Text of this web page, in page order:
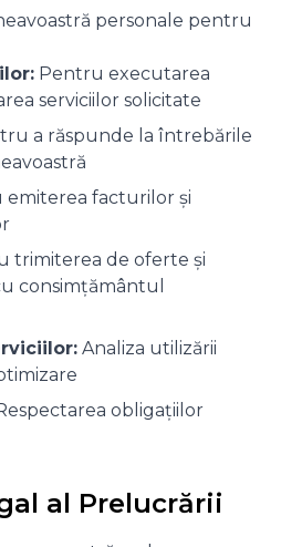
personale pentru
Pentru executarea
serviciilor solicitate
a răspunde la întrebările
emiterea facturilor și
trimiterea de oferte și
consimțământul
Analiza utilizării
obligațiilor
al Prelucrării